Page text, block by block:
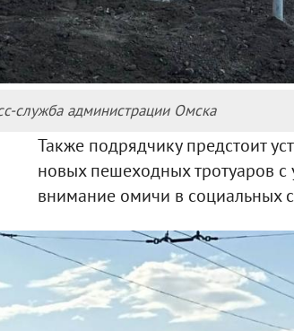
служба администрации Омска
Также подрядчику предстоит
новых пешеходных тротуаров
внимание омичи в социальных